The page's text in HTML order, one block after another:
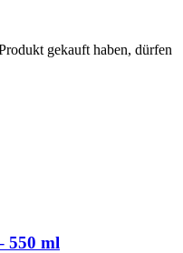
gekauft haben, dürfen
550 ml